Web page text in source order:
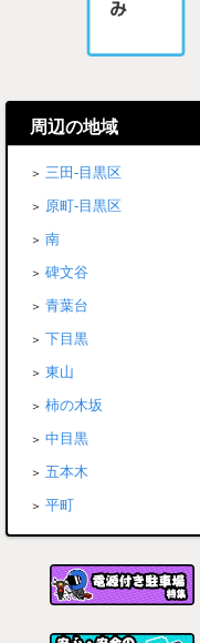
周辺の地域
三田-目黒区
原町-目黒区
南
碑文谷
青葉台
下目黒
東山
柿の木坂
中目黒
五本木
平町